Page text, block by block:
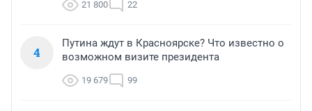
21 800 22
4
Путина ждут в Красноярске? Что известно о
возможном визите президента
19 679 99